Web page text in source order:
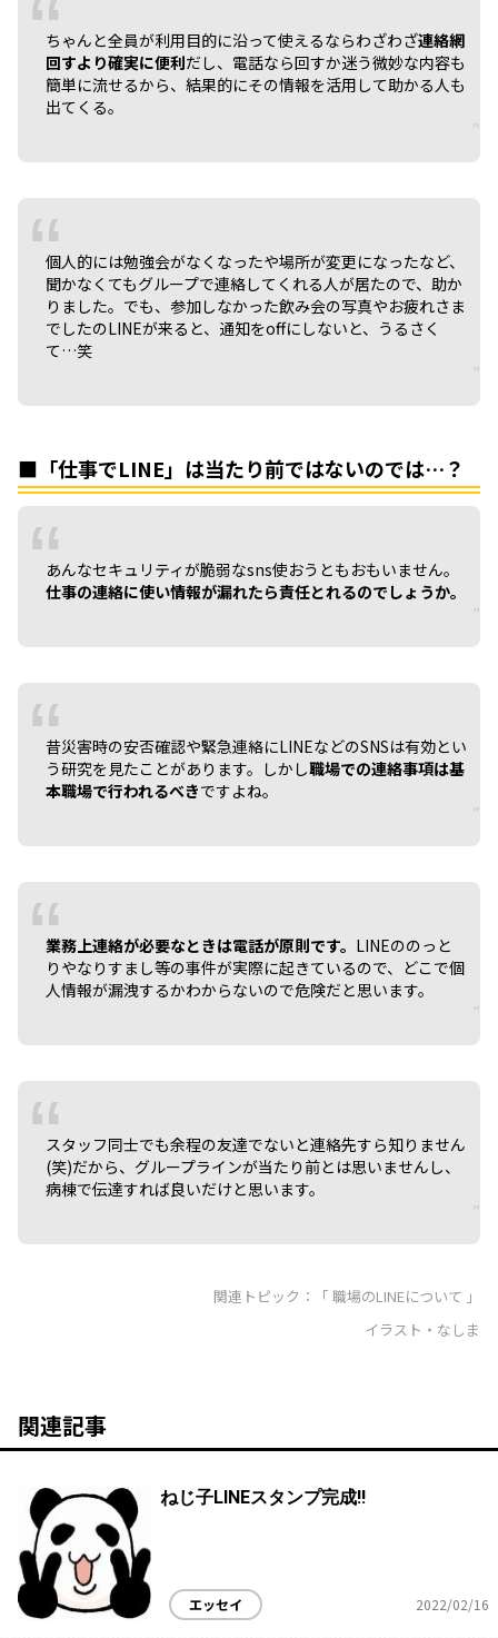
ちゃんと全員が利用目的に沿って使えるならわざわざ連絡網
回すより確実に便利だし、電話なら回すか迷う微妙な内容も
簡単に流せるから、結果的にその情報を活用して助かる人も
出てくる。
個人的には勉強会がなくなったや場所が変更になったなど、
聞かなくてもグループで連絡してくれる人が居たので、助か
りました。でも、参加しなかった飲み会の写真やお疲れさま
でしたのLINEが来ると、通知をoffにしないと、うるさく
て…笑
■「仕事でLINE」は当たり前ではないのでは…？
あんなセキュリティが脆弱なsns使おうともおもいません。
仕事の連絡に使い情報が漏れたら責任とれるのでしょうか。
昔災害時の安否確認や緊急連絡にLINEなどのSNSは有効とい
う研究を見たことがあります。しかし職場での連絡事項は基
本職場で行われるべきですよね。
業務上連絡が必要なときは電話が原則です。 LINEののっと
りやなりすまし等の事件が実際に起きているので、どこで個
人情報が漏洩するかわからないので危険だと思います。
スタッフ同士でも余程の友達でないと連絡先すら知りません
(笑)だから、グループラインが当たり前とは思いませんし、
病棟で伝達すれば良いだけと思います。
関連トピック：「 職場のLINEについて 」
イラスト・なしま
関連記事
ねじ子LINEスタンプ完成!!
エッセイ 2022/02/16